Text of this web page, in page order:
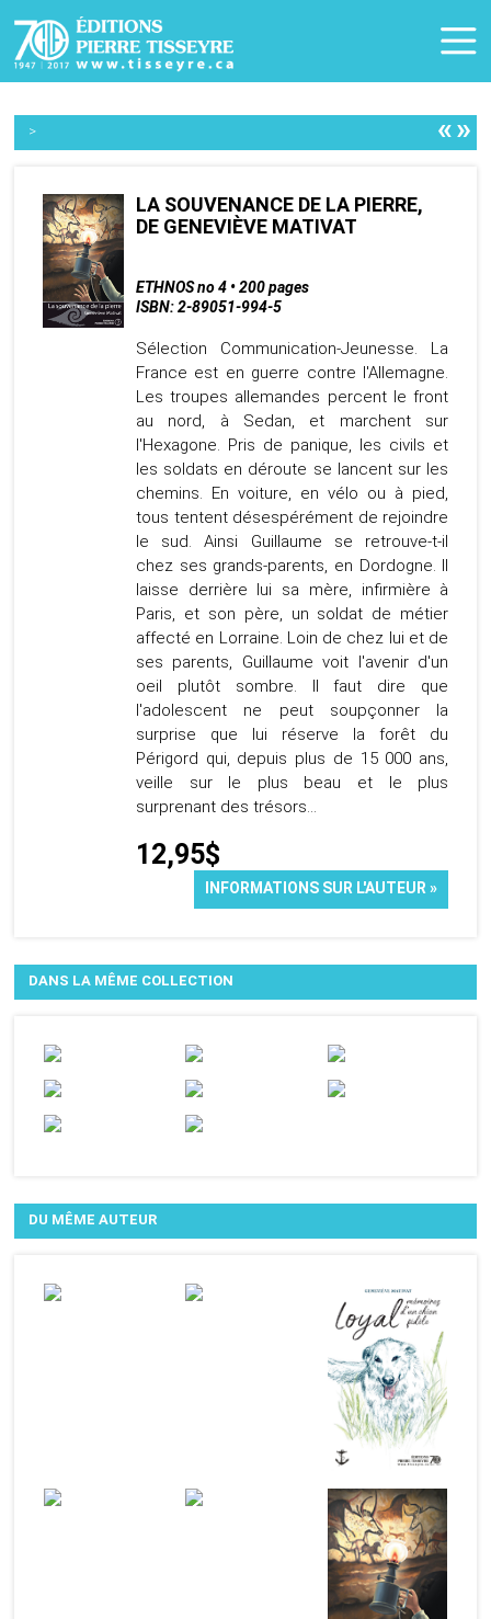
> «»
LA SOUVENANCE DE LA PIERRE,
DE GENEVIÈVE MATIVAT
ETHNOS no 4 • 200 pages
ISBN: 2-89051-994-5
Sélection Communication-Jeunesse. La
France est en guerre contre l'Allemagne.
Les troupes allemandes percent le front
au nord, à Sedan, et marchent sur
l'Hexagone. Pris de panique, les civils et
les soldats en déroute se lancent sur les
chemins. En voiture, en vélo ou à pied,
tous tentent désespérément de rejoindre
le sud. Ainsi Guillaume se retrouve-t-il
chez ses grands-parents, en Dordogne. Il
laisse derrière lui sa mère, infirmière à
Paris, et son père, un soldat de métier
affecté en Lorraine. Loin de chez lui et de
ses parents, Guillaume voit l'avenir d'un
oeil plutôt sombre. Il faut dire que
l'adolescent ne peut soupçonner la
surprise que lui réserve la forêt du
Périgord qui, depuis plus de 15 000 ans,
veille sur le plus beau et le plus
surprenant des trésors...
12,95$
INFORMATIONS SUR L'AUTEUR »
DANS LA MÊME COLLECTION
DU MÊME AUTEUR